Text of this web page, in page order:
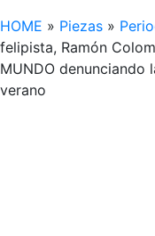
HOME » Piezas »
felipista, Ramón
MUNDO denunciando
verano